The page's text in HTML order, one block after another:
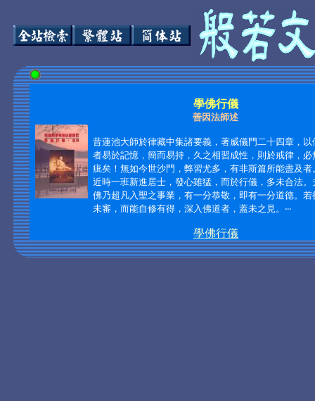
學佛行儀
善因法師述
昔蓮池大師於律藏中集諸要義，著威儀門二十四章，以
者易於記憶，簡而易持，久之相習成性，則於戒律，必
疵矣！無如今世沙門，弊習尤多，有非斯篇所能盡及者
近時一班新進居士，發心雖猛，而於行儀，多未合法。
佛乃超凡入聖之事業，有一分恭敬，即有一分道德。若
未審，而能自修有得，深入佛道者，蓋未之見。 ‧‧‧
學佛行儀